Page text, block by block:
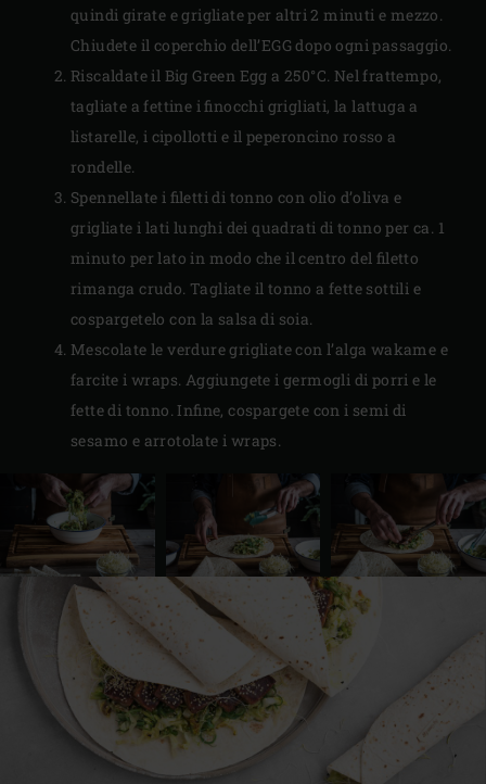
quindi girate e grigliate per altri 2 minuti e mezzo.
Chiudete il coperchio dell’EGG dopo ogni passaggio.
Riscaldate il Big Green Egg a 250°C. Nel frattempo,
tagliate a fettine i finocchi grigliati, la lattuga a
listarelle, i cipollotti e il peperoncino rosso a
rondelle.
Spennellate i filetti di tonno con olio d’oliva e
grigliate i lati lunghi dei quadrati di tonno per ca. 1
minuto per lato in modo che il centro del filetto
rimanga crudo. Tagliate il tonno a fette sottili e
cospargetelo con la salsa di soia.
Mescolate le verdure grigliate con l’alga wakame e
farcite i wraps. Aggiungete i germogli di porri e le
fette di tonno. Infine, cospargete con i semi di
sesamo e arrotolate i wraps.